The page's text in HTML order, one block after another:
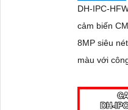
DH-IPC-
cảm biến
8MP siêu
màu với
HLC, BLC,